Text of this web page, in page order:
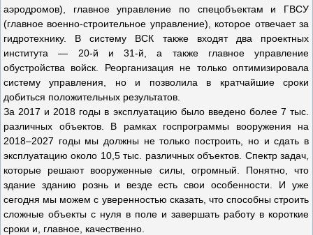
аэродромов), главное управление по спецобъектам и ГВСУ
(главное военно-строительное управление), которое отвечает за
гидротехнику. В систему ВСК также входят два проектных
института — 20-й и 31-й, а также главное управление
обустройства войск. Реорганизация не только оптимизировала
систему управления, но и позволила в кратчайшие сроки
добиться положительных результатов.
За 2017 и 2018 годы в эксплуатацию было введено более 7 тыс.
различных объектов. В рамках госпрограммы вооружения на
2018–2027 годы мы должны не только построить, но и сдать в
эксплуатацию около 10,5 тыс. различных объектов. Спектр задач,
которые решают вооруженные силы, огромный. Понятно, что
здание зданию рознь и везде есть свои особенности. И уже
сегодня мы можем с уверенностью сказать, что способны строить
сложные объекты с нуля в поле и завершать работу в короткие
сроки и, главное, качественно.